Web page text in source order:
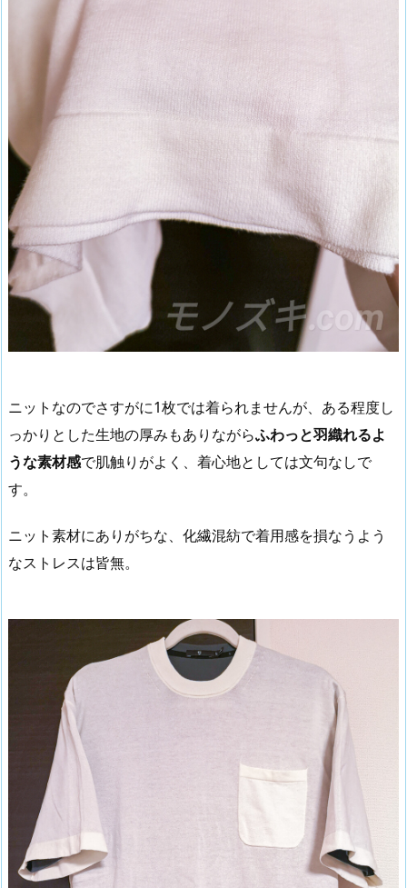
ニットなのでさすがに1枚では着られませんが、ある程度し
っかりとした生地の厚みもありながらふわっと羽織れるよ
うな素材感で肌触りがよく、着心地としては文句なしで
す。
ニット素材にありがちな、化繊混紡で着用感を損なうよう
なストレスは皆無。